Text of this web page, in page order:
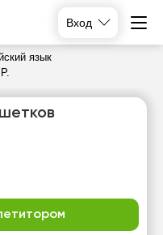
Вход
язык
пн